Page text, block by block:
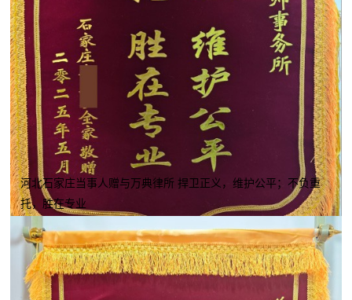
河北石家庄当事人赠与万典律所 捍卫正义，维护公平；不负重
托，胜在专业